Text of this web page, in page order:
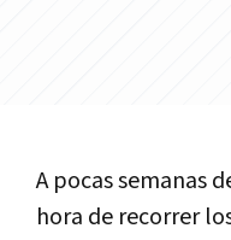
A pocas semanas
hora de recorrer